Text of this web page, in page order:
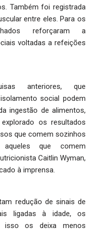
Também foi registrada
entre eles. Para os
reforçaram a
voltadas a refeições
anteriores, que
social podem
ingestão de alimentos,
os resultados
que comem sozinhos
que comem
Caitlin Wyman,
à imprensa.
redução de sinais de
ligadas à idade, os
isso os deixa menos